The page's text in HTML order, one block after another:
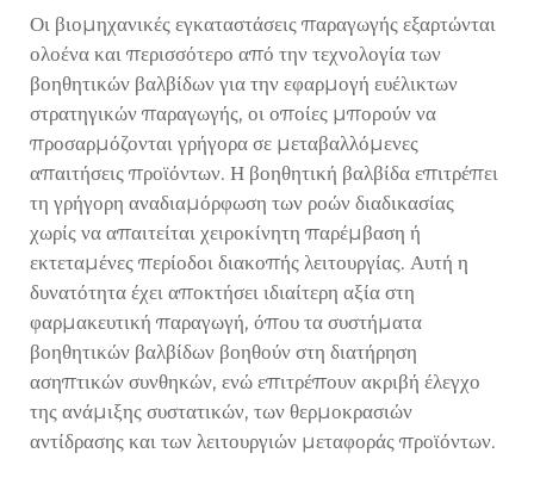
Οι βιομηχανικές εγκαταστάσεις παραγωγής εξαρτώνται
ολοένα και περισσότερο από την τεχνολογία των
βοηθητικών βαλβίδων για την εφαρμογή ευέλικτων
στρατηγικών παραγωγής, οι οποίες μπορούν να
προσαρμόζονται γρήγορα σε μεταβαλλόμενες
απαιτήσεις προϊόντων. Η βοηθητική βαλβίδα επιτρέπει
τη γρήγορη αναδιαμόρφωση των ροών διαδικασίας
χωρίς να απαιτείται χειροκίνητη παρέμβαση ή
εκτεταμένες περίοδοι διακοπής λειτουργίας. Αυτή η
δυνατότητα έχει αποκτήσει ιδιαίτερη αξία στη
φαρμακευτική παραγωγή, όπου τα συστήματα
βοηθητικών βαλβίδων βοηθούν στη διατήρηση
ασηπτικών συνθηκών, ενώ επιτρέπουν ακριβή έλεγχο
της ανάμιξης συστατικών, των θερμοκρασιών
αντίδρασης και των λειτουργιών μεταφοράς προϊόντων.